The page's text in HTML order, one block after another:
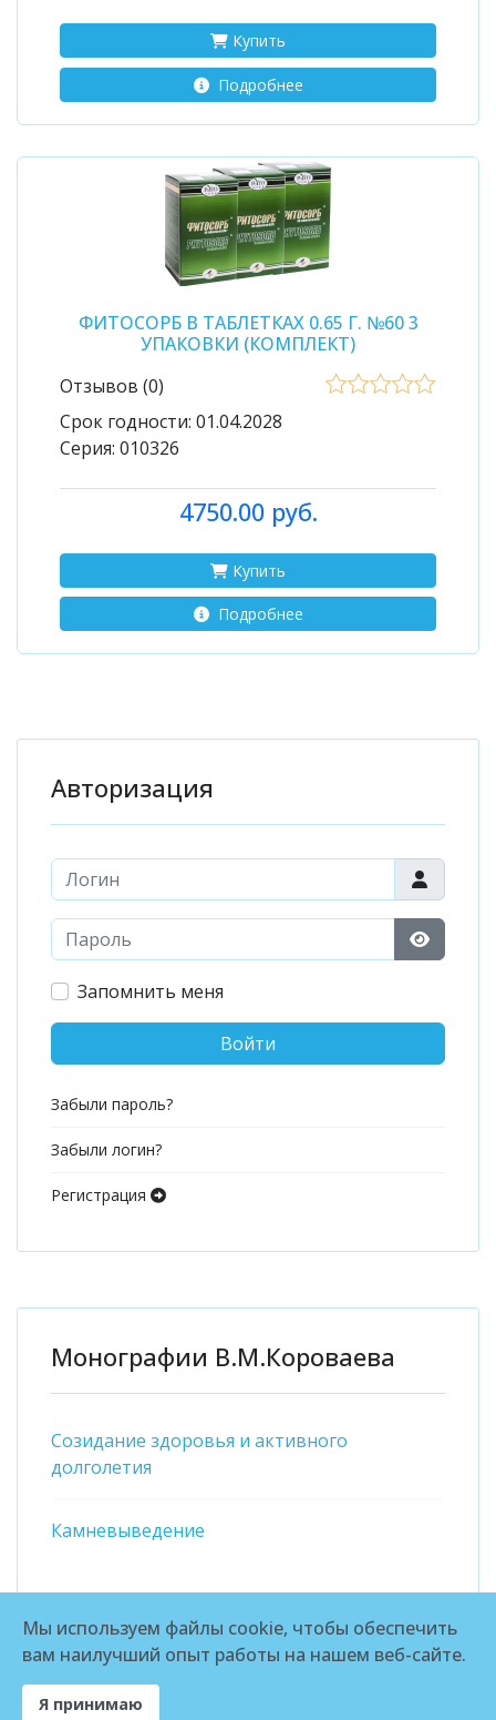
Купить
Подробнее
ФИТОСОРБ В ТАБЛЕТКАХ 0.65 Г. №60 3
УПАКОВКИ (КОМПЛЕКТ)
Отзывов (0)
Срок годности: 01.04.2028
Серия: 010326
4750.00 руб.
Купить
Подробнее
Авторизация
Логин
Пароль
Запомнить меня
Войти
Забыли пароль?
Забыли логин?
Регистрация
Монографии В.М.Короваева
Созидание здоровья и активного
долголетия
Камневыведение
© 2026 ЛИТОЛИЗИН
Мы используем файлы cookie, чтобы обеспечить
вам наилучший опыт работы на нашем веб-сайте.
Я принимаю